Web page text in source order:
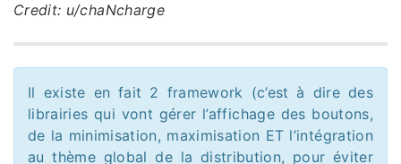
Credit: u/chaNcharge
Il existe en fait 2 framework (c’est à dire des
librairies qui vont gérer l’affichage des boutons,
de la minimisation, maximisation ET l’intégration
au thème global de la distribution, pour éviter